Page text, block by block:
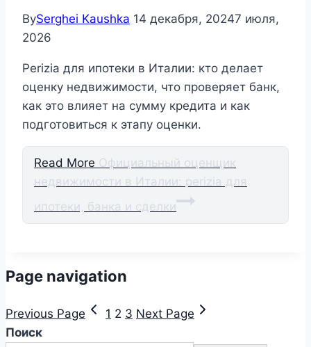
BySerghei Kaushka 14 декабря, 20247 июля,
2026
Perizia для ипотеки в Италии: кто делает
оценку недвижимости, что проверяет банк,
как это влияет на сумму кредита и как
подготовиться к этапу оценки.
Read More Официальный оценщик
недвижимости в Италии: perizia для
ипотеки, банка и сделки
Page navigation
Previous Page 1 2 3 Next Page
Поиск